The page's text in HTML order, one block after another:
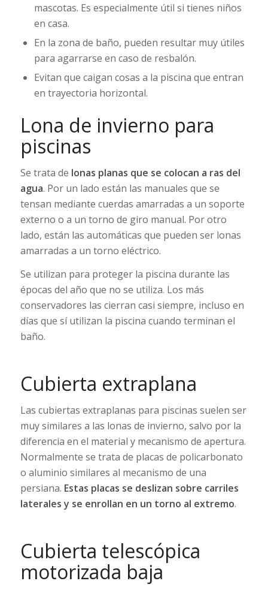
mascotas. Es especialmente útil si tienes niños
en casa.
En la zona de baño, pueden resultar muy útiles
para agarrarse en caso de resbalón.
Evitan que caigan cosas a la piscina que entran
en trayectoria horizontal.
Lona de invierno para
piscinas
Se trata de lonas planas que se colocan a ras del
agua. Por un lado están las manuales que se
tensan mediante cuerdas amarradas a un soporte
externo o a un torno de giro manual. Por otro
lado, están las automáticas que pueden ser lonas
amarradas a un torno eléctrico.
Se utilizan para proteger la piscina durante las
épocas del año que no se utiliza. Los más
conservadores las cierran casi siempre, incluso en
días que sí utilizan la piscina cuando terminan el
baño.
Cubierta extraplana
Las cubiertas extraplanas para piscinas suelen ser
muy similares a las lonas de invierno, salvo por la
diferencia en el material y mecanismo de apertura.
Normalmente se trata de placas de policarbonato
o aluminio similares al mecanismo de una
persiana. Estas placas se deslizan sobre carriles
laterales y se enrollan en un torno al extremo.
Cubierta telescópica
motorizada baja